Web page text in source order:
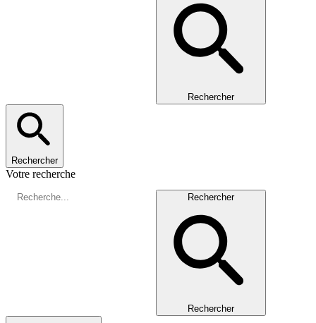
Rechercher
Rechercher
Votre recherche
Rechercher
Rechercher